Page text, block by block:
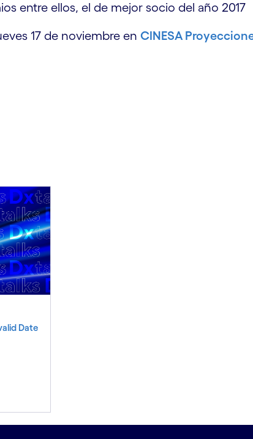
entre ellos, el de mejor socio del año 2017
17 de noviembre en CINESA
Date